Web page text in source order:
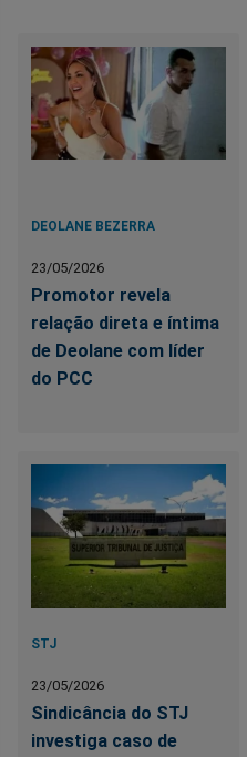
DEOLANE BEZERRA
23/05/2026
Promotor revela
relação direta e íntima
de Deolane com líder
do PCC
STJ
23/05/2026
Sindicância do STJ
investiga caso de